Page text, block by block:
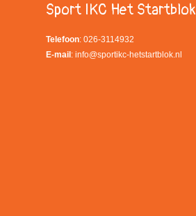
Sport IKC Het Startblok
Telefoon: 026-3114932
E-mail : info@sportikc-hetstartblok.nl